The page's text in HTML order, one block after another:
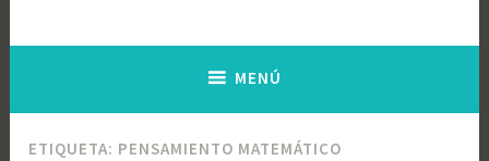
MENÚ
ETIQUETA: PENSAMIENTO MATEMÁTICO